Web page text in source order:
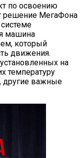
по освоению
решение МегаФона
машина
который
движения.
на
температуру
другие важные